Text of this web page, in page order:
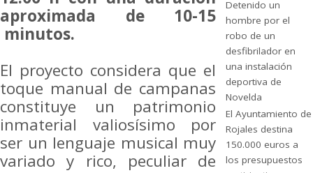
aproximada de 10-15
minutos.
El proyecto considera que el
toque manual de campanas
constituye un patrimonio
inmaterial valiosísimo por
ser un lenguaje musical muy
variado y rico, peculiar de
Detenido un
hombre por el
robo de un
desfibrilador en
una instalación
deportiva de
Novelda
El Ayuntamiento de
Rojales destina
150.000 euros a
los presupuestos